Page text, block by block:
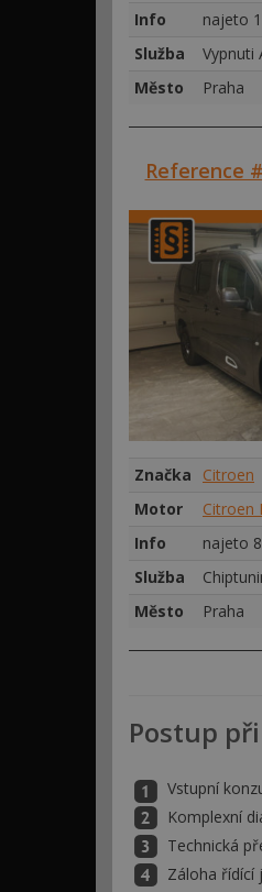
Info
najeto
Služba
Vypnuti
Město
Praha
Reference
Značka
Citroen
Motor
Citroen
Info
najeto
Služba
Město
Praha
Postup
Vstupní
Komplexní
Technická
Záloha řídící